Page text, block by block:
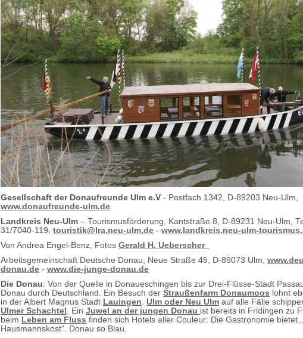
Gesellschaft der Donaufreunde Ulm e.V - Postfach 1342, D-89203 Neu-Ulm,
www.donaufreunde-ulm.de
Landkreis Neu-Ulm – Tourismusförderung, Kantstraße 8, D-89231 Neu-Ulm,
31/7040-119, touristik@lra.neu-ulm.de - www.landkreis.neu-ulm-
Von Andrea Engel-Benz, Fotos Gerald H. Ueberscher
Arbeitsgemeinschaft Deutsche Donau, Neue Straße 45, D-89073 Ulm,
donau.de - www.die-junge-donau.de
Die Donau: Von der Quelle in Donaueschingen bis zur Drei-Flüsse-Stadt
Donau durch Deutschland. Ein Besuch der Straußenfarm Donaumoos lohnt
in der Albert Magnus Stadt Lauingen Ulm oder Neu Ulm auf alle Fälle
Ulmer Schachtel . Ein Juwel an der jungen Donau ist bereits in Fridingen zu
beim Leben am Fluss finden sich Hotels aller Couleur: Die Gastronomie bietet
Hausmannskost“. Donau so Blau.